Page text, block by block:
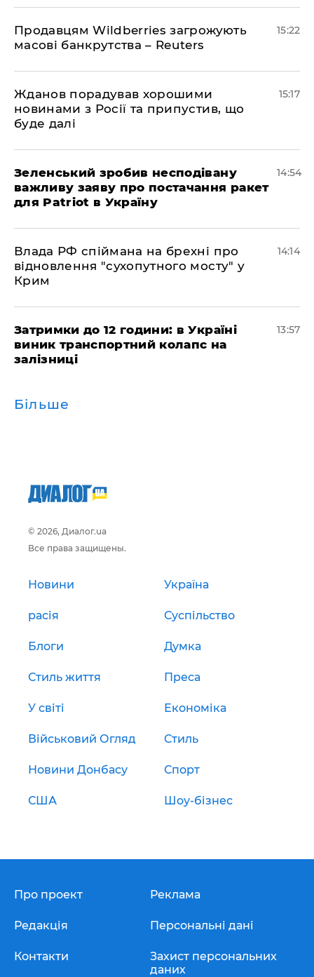
Продавцям Wildberries загрожують
масові банкрутства – Reuters
15:22
Жданов порадував хорошими
новинами з Росії та припустив, що
буде далі
15:17
Зеленський зробив несподівану
важливу заяву про постачання ракет
для Patriot в Україну
14:54
Влада РФ спіймана на брехні про
відновлення "сухопутного мосту" у
Крим
14:14
Затримки до 12 години: в Україні
виник транспортний колапс на
залізниці
13:57
Більше
© 2026, Диалог.ua
Все права защищены.
Новини Україна
расія Суспільство
Блоги Думка
Стиль життя Преса
У світі Економіка
Військовий Огляд Стиль
Новини Донбасу Спорт
США Шоу-бізнес
Про проект
Редакція
Контакти
Реклама
Персональні дані
Захист персональних
даних